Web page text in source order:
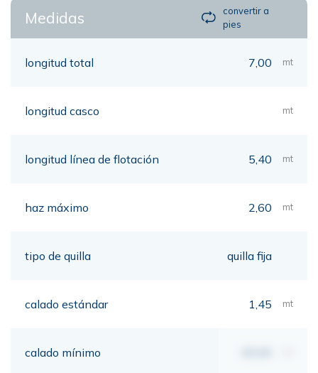
Medidas
convertir a
pies
longitud total 7,00 mt
longitud casco mt
longitud línea de flotación 5,40 mt
haz máximo 2,60 mt
tipo de quilla quilla fija
calado estándar 1,45 mt
calado mínimo